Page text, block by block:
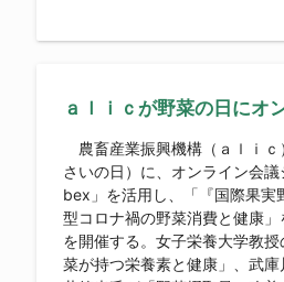
ａｌｉｃが野菜の日にオ
農畜産業振興機構（ａｌｉｃ
さいの日）に、オンライン会
bex」を活用し、「『国際果実
型コロナ禍の野菜消費と健康
を開催する。女子栄養大学教
菜が持つ栄養素と健康」、武